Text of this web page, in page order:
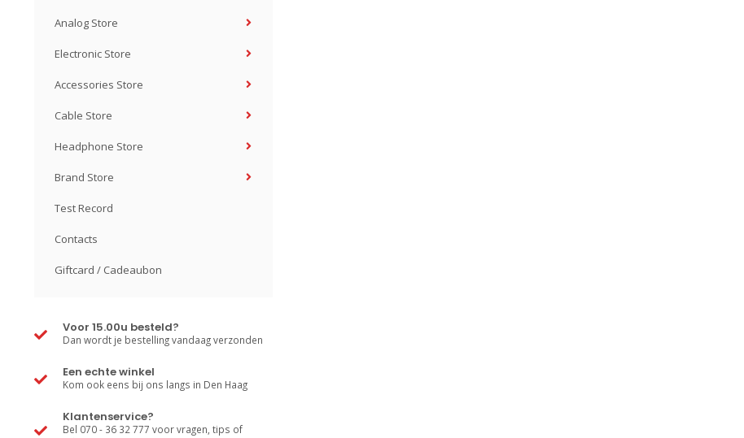
Analog Store
Electronic Store
Accessories Store
Cable Store
Headphone Store
Brand Store
Test Record
Contacts
Giftcard / Cadeaubon
Voor 15.00u besteld?
Dan wordt je bestelling vandaag verzonden
Een echte winkel
Kom ook eens bij ons langs in Den Haag
Klantenservice?
Bel 070 - 36 32 777 voor vragen, tips of